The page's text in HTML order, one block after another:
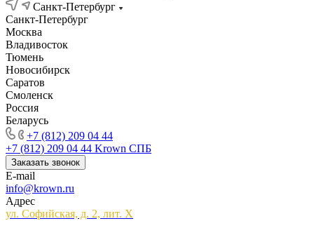
Санкт-Петербург
Санкт-Петербург
Москва
Владивосток
Тюмень
Новосибирск
Саратов
Смоленск
Россия
Беларусь
+7 (812) 209 04 44
+7 (812) 209 04 44 Krown СПБ
Заказать звонок
E-mail
info@krown.ru
Адрес
ул. Софийская, д. 2, лит. Х